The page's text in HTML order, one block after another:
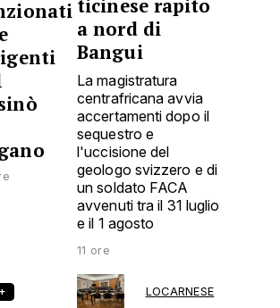
ticinese rapito
a nord di
Bangui
La magistratura
centrafricana avvia
accertamenti dopo il
sequestro e
l'uccisione del
geologo svizzero e di
un soldato FACA
avvenuti tra il 31 luglio
e il 1 agosto
11 ore
LOCARNESE